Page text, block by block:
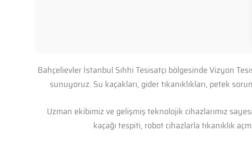
Bahçelievler İstanbul Sıhhi Tesisatçı bölgesinde Vizyon
sunuyoruz. Su kaçakları, gider tıkanıklıkları, petek
Uzman ekibimiz ve gelişmiş teknolojik cihazlarımız
kaçağı tespiti, robot cihazlarla tıkanıklık